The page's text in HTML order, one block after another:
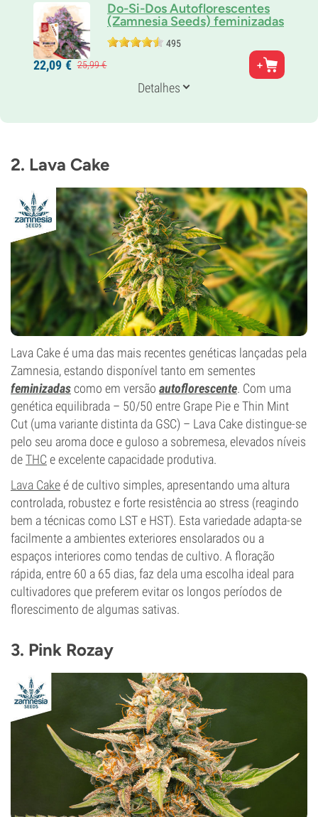
Do-Si-Dos Autoflorescentes
(Zamnesia Seeds) feminizadas
495
Pais
Do-Si-Dos x Ruderalis
Auto predominante indica
9-10 semanas desde a sementeira até à colheita
CBD
Tipo de floração
Autoflorescentes
22,09 € 25,99€
Detalhes
2. Lava Cake
Lava Cake é uma das mais recentes genéticas lançadas pela
Zamnesia, estando disponível tanto em sementes
feminizadascomo em versão autoflorescente. Com uma
genética equilibrada – 50/50 entre Grape Pie e Thin Mint
Cut (uma variante distinta da GSC) – Lava Cake distingue-se
pelo seu aroma doce e guloso a sobremesa, elevados níveis
deTHC e excelente capacidade produtiva.
Lava Cakeé de cultivo simples, apresentando uma altura
controlada, robustez e forte resistência ao stress (reagindo
bem a técnicas como LST e HST). Esta variedade adapta-se
facilmente a ambientes exteriores ensolarados ou a
espaços interiores como tendas de cultivo. A floração
rápida, entre 60 a 65 dias, faz dela uma escolha ideal para
cultivadores que preferem evitar os longos períodos de
florescimento de algumas sativas.
3. Pink Rozay